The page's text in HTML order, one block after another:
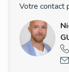
Votre contact